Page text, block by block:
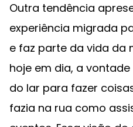
Outra tendência
experiência migrada
e faz parte da vida da
hoje em dia, a
do lar para fazer
fazia na rua como